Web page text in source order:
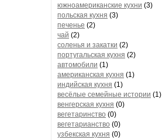
южноамериканские кухни (3)
польская кухня (3)
печенье (2)
чай (2)
соленья и закатки (2)
португальская кухня (2)
автомобили (1)
американская кухня (1)
индийская кухня (1)
весёлые семейные истории (1)
венгерская кухня (0)
вегетаринство (0)
вегетарианство (0)
узбекская кухня (0)